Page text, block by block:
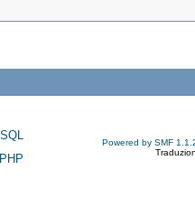
Powered by SMF